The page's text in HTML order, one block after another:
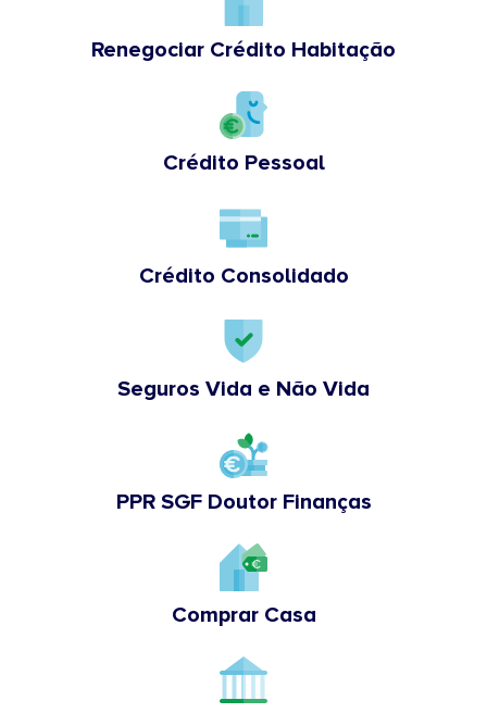
Renegociar Crédito Habitação
Crédito Pessoal
Crédito Consolidado
Seguros Vida e Não Vida
PPR SGF Doutor Finanças
Comprar Casa